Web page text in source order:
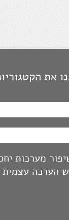
מאחרים גובה
איתם.
ומאמץ.
קיימות רק
למצוי וליזום
את
מערכות
הערכה עצמית